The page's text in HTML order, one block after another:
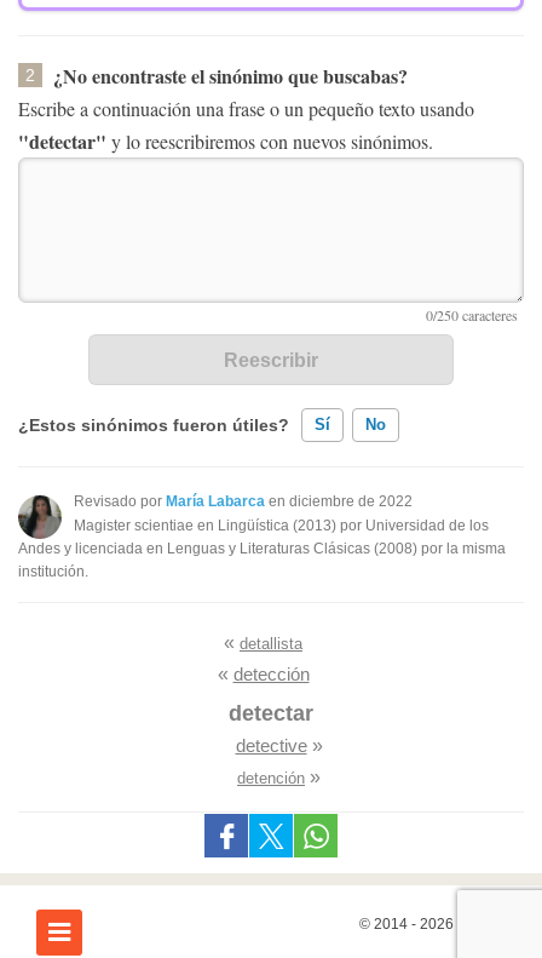
2 ¿No encontraste el sinónimo que buscabas?
Escribe a continuación una frase o un pequeño texto usando
"detectar" y lo reescribiremos con nuevos sinónimos.
¿Estos sinónimos fueron útiles? Sí No
Existen sinónimos incorrectos
Ninguno de los sinónimos presentados me ayudó
Revisado por María Labarca en diciembre de 2022
Magister scientiae en Lingüística (2013) por Universidad de los
Andes y licenciada en Lenguas y Literaturas Clásicas (2008) por la misma
institución.
« detallista
« detección
detectar
detective»
detención »
© 2014 - 2026